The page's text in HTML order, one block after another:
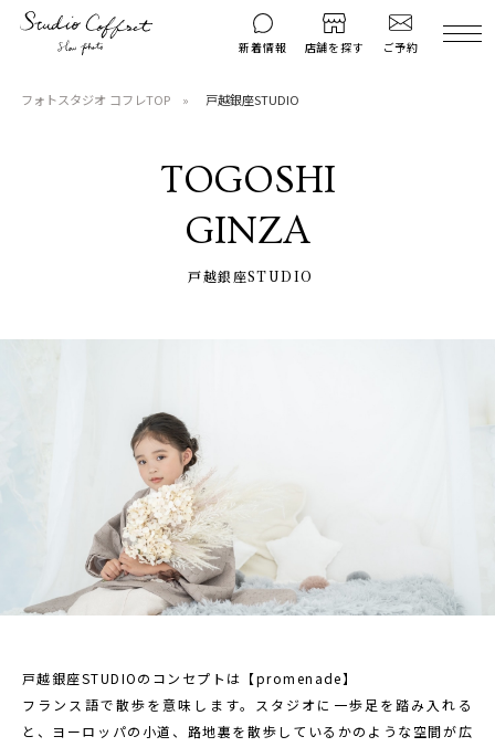
新着情報 店舗を探す ご予約
マイページ ご予約
料金シミュレーション
よくある質問
入学・卒業記念
1/2成人式・十歳の祝い
十三祝い・十三参り
マタニティ
1歳誕生日
誕生日
フォトスタジオ コフレTOP 戸越銀座STUDIO
TOGOSHI
GINZA
戸越銀座STUDIO
戸越銀座STUDIOのコンセプトは【promenade】
フランス語で散歩を意味します。スタジオに一歩足を踏み入れる
と、ヨーロッパの小道、路地裏を散歩しているかのような空間が広